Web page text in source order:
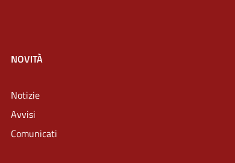
NOVITÀ
Notizie
Avvisi
Comunicati